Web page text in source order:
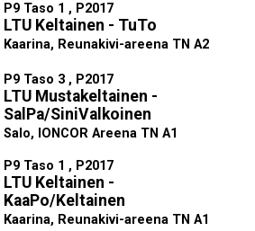
P9 Taso 1 , P2017
LTU Keltainen - TuTo
Kaarina, Reunakivi-areena TN A2
P9 Taso 3 , P2017
LTU Mustakeltainen -
SalPa/SiniValkoinen
Salo, IONCOR Areena TN A1
P9 Taso 1 , P2017
LTU Keltainen -
KaaPo/Keltainen
Kaarina, Reunakivi-areena TN A1